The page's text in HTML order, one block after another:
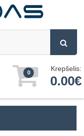
0 Krepšelis:
0.00€